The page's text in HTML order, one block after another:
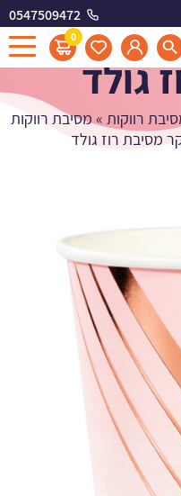
0547509472
0
חם/קר
גולד
רווקות »מסיבת רווקות
מסיבת רוז גולד